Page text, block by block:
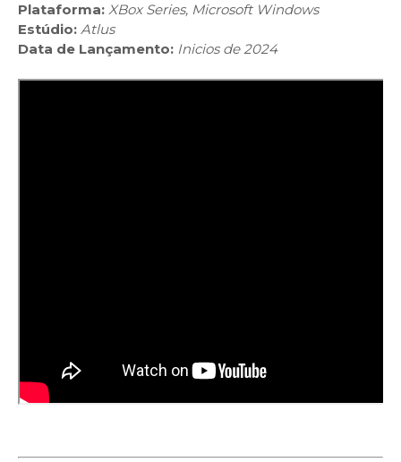
Plataforma: XBox Series, Microsoft Windows
Estúdio: Atlus
Data de Lançamento: Inicios de 2024